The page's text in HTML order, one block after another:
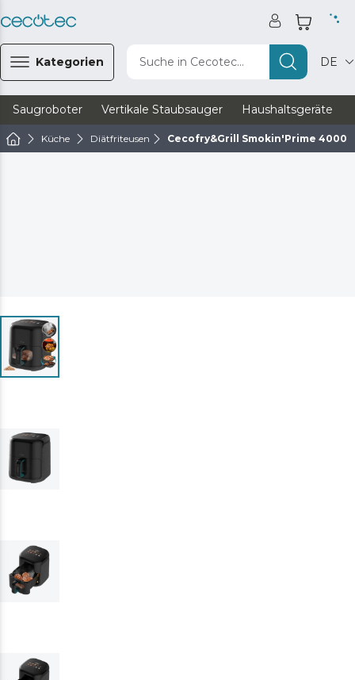
Kategorien Suche in Cecotec... DE
Saugroboter Vertikale Staubsauger Haushaltsgeräte
Küche Diätfriteusen Cecofry&Grill Smokin'Prime 4000